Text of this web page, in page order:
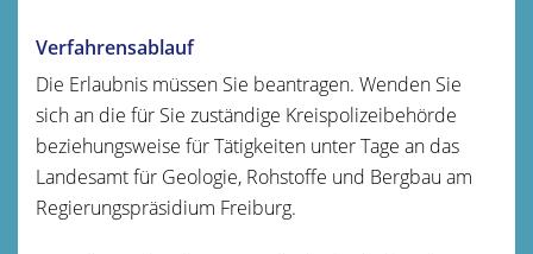
Verfahrensablauf
Die Erlaubnis müssen Sie beantragen. Wenden Sie
sich an die für Sie zuständige Kreispolizeibehörde
beziehungsweise für Tätigkeiten unter Tage an das
Landesamt für Geologie, Rohstoffe und Bergbau am
Regierungspräsidium Freiburg.